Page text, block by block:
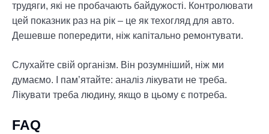
трудяги, які не пробачають байдужості. Контролювати
цей показник раз на рік – це як техогляд для авто.
Дешевше попередити, ніж капітально ремонтувати.
Слухайте свій організм. Він розумніший, ніж ми
думаємо. І пам’ятайте: аналіз лікувати не треба.
Лікувати треба людину, якщо в цьому є потреба.
FAQ